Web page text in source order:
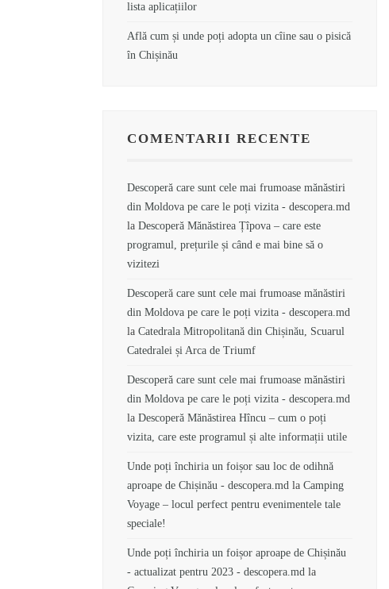
lista aplicațiilor
Află cum și unde poți adopta un cîine sau o pisică
în Chișinău
COMENTARII RECENTE
Descoperă care sunt cele mai frumoase mănăstiri
din Moldova pe care le poți vizita - descopera.md
la Descoperă Mănăstirea Țîpova – care este
programul, prețurile și când e mai bine să o
vizitezi
Descoperă care sunt cele mai frumoase mănăstiri
din Moldova pe care le poți vizita - descopera.md
la Catedrala Mitropolitană din Chișinău, Scuarul
Catedralei și Arca de Triumf
Descoperă care sunt cele mai frumoase mănăstiri
din Moldova pe care le poți vizita - descopera.md
la Descoperă Mănăstirea Hîncu – cum o poți
vizita, care este programul și alte informații utile
Unde poți închiria un foișor sau loc de odihnă
aproape de Chișinău - descopera.mdla Camping
Voyage – locul perfect pentru evenimentele tale
speciale!
Unde poți închiria un foișor aproape de Chișinău
- actualizat pentru 2023 - descopera.mdla